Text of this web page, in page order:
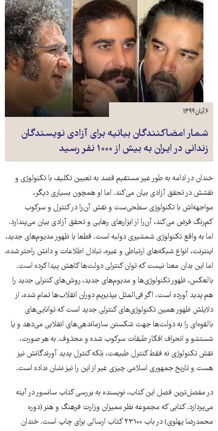
شمار امضاکنندگان بیانیه برای آزادی نویسندگان
زندانی در ایران به بیش از ۱۰۰۰ نفر رسید
۶ آبان ۱۳۹۹
خندان در ادامه به طور غیر مستقیم قصد به تعیین تکلیف با تکنولوژی و
نقشش در تحقق آزادی بیان می‌کند. اما او همچون بسیاری دیگر،
مواجهه‌اش با تکنولوژی سطحی‌ست و نقش آن‌را در کنترل و سرکوب
کم‌رنگ فرض می‌کند، آن‌را از ابزارهای رهایی و تحقق آزادی بیان می‌پندارد.
اما به واقع تکنولوژی شمشیری دو‌لبه است. قطعا با ظهور مدیوم‌های جدید،
اینترنت، انواع شبکه‌های ارتباطی و غیره، تبادل اطلاعات و دانش راحتر شده،
اما این بدان معنا نیست که توان کنترلی دولت‌ها کاهش پیدا کرده است.
بالعکس، ظهور تکنولوژی‌ها و مدیوم‌های جدید، روش‌های کننرلی جدید را
هم پدید آورده است. اگر فی‌المثل بپذیریم دوران انقلاب‌ها تمام شده، از
دلایلش ظهور همین تکنولوژی‌های کنترلی جدید است که توانایی‌های
بالقوه‌ای را به دولت‌ها جهت شکستن سازماندهی‌های انقلابی می‌دهد و یا
شستشو و انحراف افکار طبقات سرکوب شده و محذوف. به هر صورت،
نقش تکنولوژی نه فقط کنترل طبیعت، بلکه کنترل پدید آورندگانش نیز
هست و تاریخ جمهوری اسلامی چیزی غیر از این را نیز نشان نداده است.
در مفصل‌ترین فصل این کتاب، نویسنده به بررسی کتاب سانسور در آینه
می‌پردازد. کتابی که مجموعه نظر ممیزان وزارت فرهنگ و هنر (دوره
محمدرضا پهلوی) در باب ۲۳۱۰۰ کتاب ارسالی برای چاپ است. خندان